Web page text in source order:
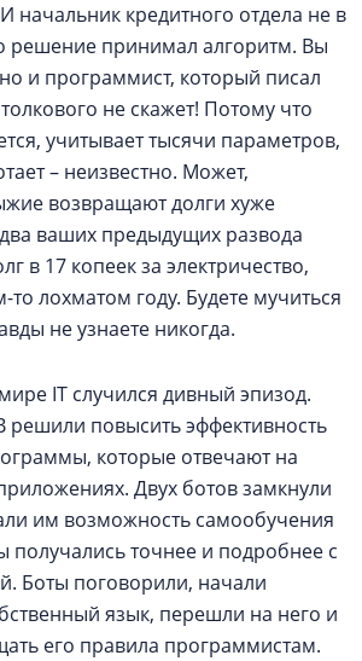
начальник кредитного отдела не в
решение принимал алгоритм. Вы
и программист, который писал
не скажет! Потому что
учитывает тысячи параметров,
– неизвестно. Может,
возвращают долги хуже
ваших предыдущих развода
в 17 копеек за электричество,
лохматом году. Будете мучиться
не узнаете никогда.
IT случился дивный эпизод.
решили повысить эффективность
которые отвечают на
Двух ботов замкнули
им возможность самообучения
получались точнее и подробнее с
Боты поговорили, начали
язык, перешли на него и
его правила программистам.